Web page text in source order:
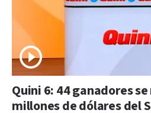
Quini 6: 44 ganadores
millones de dólares del